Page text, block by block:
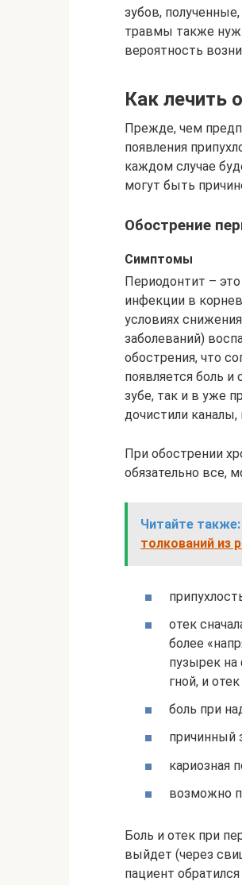
зубов,
травмы также
вероятность
Как лечить
Прежде, чем
появления
каждом случае
могут быть
Обострение
Симптомы
Периодонтит –
инфекции в
условиях
заболеваний)
обострения, что
появляется боль и
зубе, так и в уже
дочистили
При обострении
обязательно все,
Читайте также:
толкований из
отек
более
пузырек
гной, и
боль при
причинный
кариозная
возможно
Боль и отек при
выйдет (через
пациент